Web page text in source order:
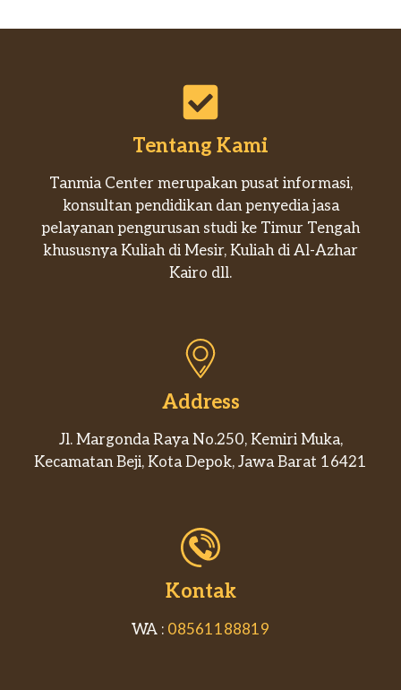
Tentang Kami
Tanmia Center merupakan pusat informasi,
konsultan pendidikan dan penyedia jasa
pelayanan pengurusan studi ke Timur Tengah
khususnya Kuliah di Mesir, Kuliah di Al-Azhar
Kairo dll.
Address
Jl. Margonda Raya No.250, Kemiri Muka,
Kecamatan Beji, Kota Depok, Jawa Barat 16421
Kontak
WA : 08561188819